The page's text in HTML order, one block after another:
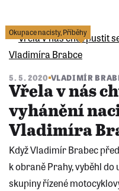
Okupace nacisty,Příběhy
5. 5. 2020 VLADIMÍR
Vřela v nás
vyhánění
Vladimíra
Když Vladimír Brabec
k obraně Prahy, vyběhl
skupiny řízené